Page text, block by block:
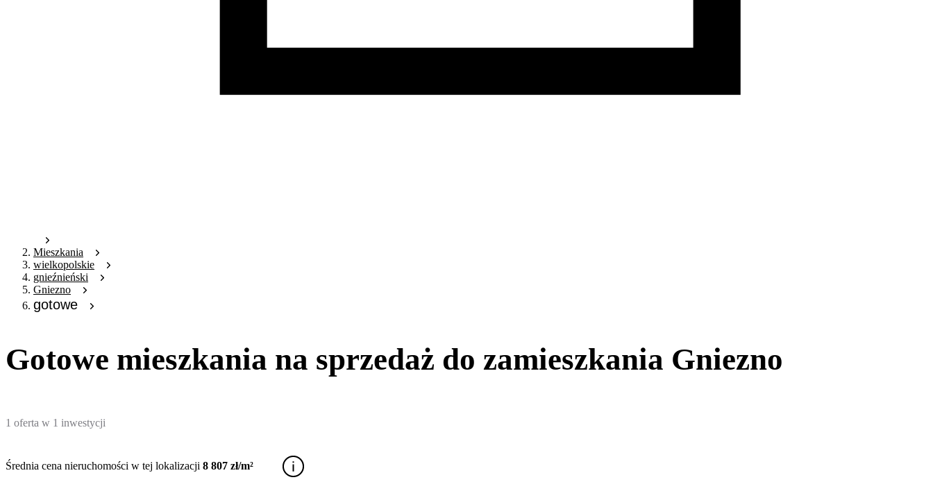
Mieszkania
wielkopolskie
gnieźnieński
Gniezno
gotowe
Gotowe mieszkania na sprzedaż do zamieszkania Gniezno
1 oferta w 1 inwestycji
Średnia cena nieruchomości w tej lokalizacji 8 807 zł/m²